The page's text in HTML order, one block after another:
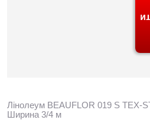
Лінолеум BEAUFLOR 019 S TEX-
Ширина 3/4 м